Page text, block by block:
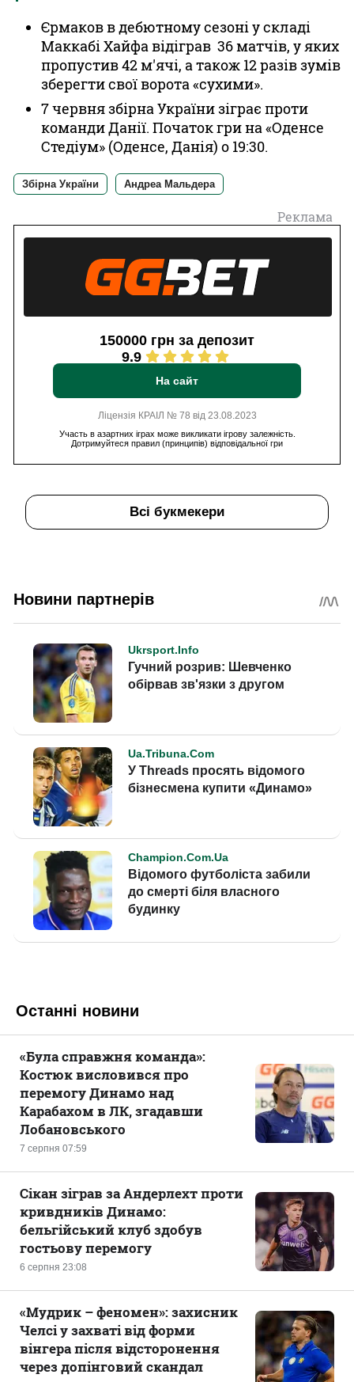
Єрмаков в дебютному сезоні у складі
Маккабі Хайфа відіграв 36 матчів, у яких
пропустив 42 м'ячі, а також 12 разів зумів
зберегти свої ворота «сухими».
7 червня збірна України зіграє проти
команди Данії. Початок гри на «Оденсе
Стедіум» (Оденсе, Данія) о 19:30.
Збірна України Андреа Мальдера
Реклама
150000 грн за депозит
9.9
На сайт
Ліцензія КРАІЛ № 78 від 23.08.2023
Участь в азартних іграх може викликати ігрову залежність.
Дотримуйтеся правил (принципів) відповідальної гри
Всі букмекери
Останні новини
7 серпня 07:59
«Була справжня команда»:
Костюк висловився про
перемогу Динамо над
Карабахом в ЛК, згадавши
Лобановського
6 серпня 23:08
Сікан зіграв за Андерлехт проти
кривдників Динамо:
бельгійський клуб здобув
гостьову перемогу
«Мудрик – феномен»: захисник
Челсі у захваті від форми
вінгера після відсторонення
через допінговий скандал